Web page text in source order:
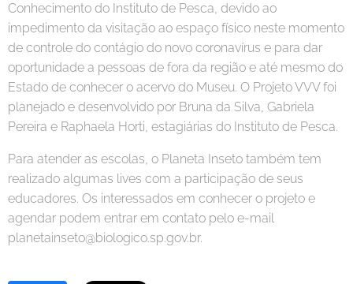
Conhecimento do Instituto de Pesca, devido ao
impedimento da visitação ao espaço físico neste momento
de controle do contágio do novo coronavírus e para dar
oportunidade a pessoas de fora da região e até mesmo do
Estado de conhecer o acervo do Museu. O Projeto VVV foi
planejado e desenvolvido por Bruna da Silva, Gabriela
Pereira e Raphaela Horti, estagiárias do Instituto de Pesca.
Para atender as escolas, o Planeta Inseto também tem
realizado algumas lives com a participação de seus
educadores. Os interessados em conhecer o projeto e
agendar podem entrar em contato pelo e-mail
planetainseto@biologico.sp.gov.br.